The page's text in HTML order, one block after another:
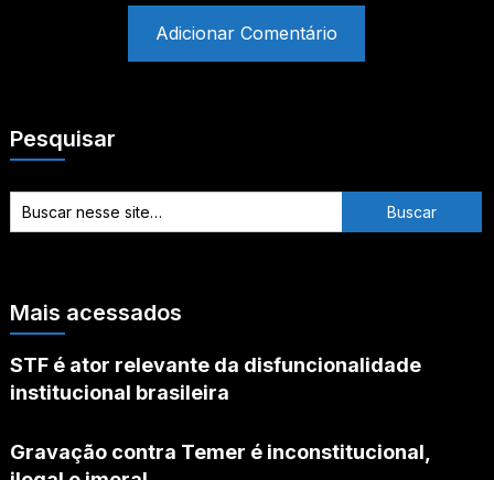
Pesquisar
Mais acessados
STF é ator relevante da disfuncionalidade
institucional brasileira
Gravação contra Temer é inconstitucional,